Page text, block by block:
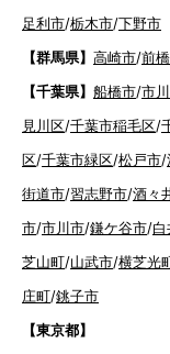
足利市/栃木市/下野市
【群馬県】 高崎市/前
【千葉県】 船橋市/市
見川区/千葉市稲毛区/
区/千葉市緑区/松戸市/
街道市/習志野市/酒々
市/市川市/鎌ケ谷市/
芝山町/山武市/横芝光
庄町/銚子市
【東京都】